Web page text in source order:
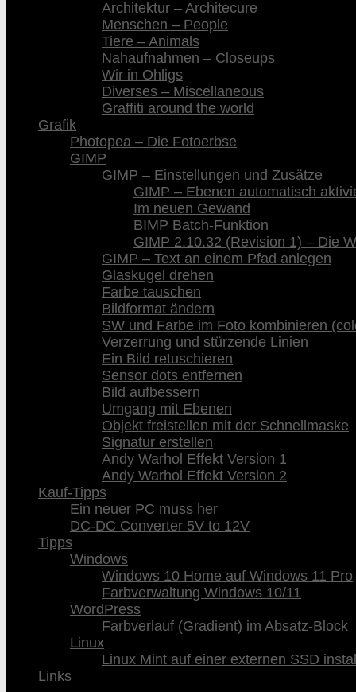
Architektur – Architecure
Menschen – People
Tiere – Animals
Nahaufnahmen – Closeups
Wir in Ohligs
Diverses – Miscellaneous
Graffiti around the world
Grafik
Photopea – Die Fotoerbse
GIMP
GIMP – Einstellungen und Zusätze
GIMP – Ebenen automatisch
Im neuen Gewand
BIMP Batch-Funktion
GIMP 2.10.32 (Revision 1) – Die
GIMP – Text an einem Pfad anlegen
Glaskugel drehen
Farbe tauschen
Bildformat ändern
SW und Farbe im Foto kombinieren
Verzerrung und stürzende Linien
Ein Bild retuschieren
Sensor dots entfernen
Bild aufbessern
Umgang mit Ebenen
Objekt freistellen mit der Schnellmaske
Signatur erstellen
Andy Warhol Effekt Version 1
Andy Warhol Effekt Version 2
Kauf-Tipps
Ein neuer PC muss her
DC-DC Converter 5V to 12V
Tipps
Windows
Windows 10 Home auf Windows 11 Pro
Farbverwaltung Windows 10/11
WordPress
Farbverlauf (Gradient) im Absatz-Block
Linux
Linux Mint auf einer externen SSD
Links